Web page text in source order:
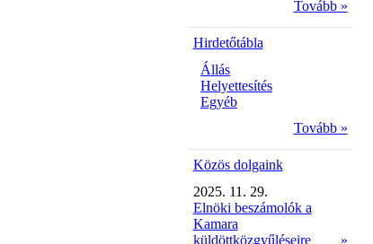
Tovább »
Hirdetőtábla
Állás
Helyettesítés
Egyéb
Tovább »
Közös dolgaink
2025. 11. 29.
Elnöki beszámolók a
Kamara
küldöttközgyűléseire
»